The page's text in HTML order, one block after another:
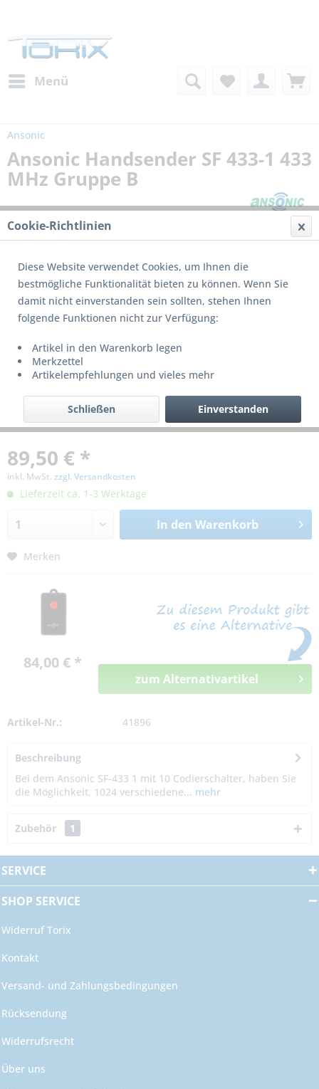
Menü
Ansonic
Ansonic Handsender SF 433-1 433
MHz Gruppe B
89,50 € *
inkl. MwSt. zzgl. Versandkosten
Lieferzeit ca. 1-3 Werktage
In den Warenkorb
Merken
84,00 € *
zum Alternativartikel
Artikel-Nr.: 41896
Beschreibung
Bei dem Ansonic SF-433 1 mit 10 Codierschalter, haben Sie
die Möglichkeit, 1024 verschiedene... mehr
Zubehör 1
SERVICE
SHOP SERVICE
Widerruf Torix
Kontakt
Versand- und Zahlungsbedingungen
Rücksendung
Widerrufsrecht
Über uns
Cookie-Richtlinien
Diese Website verwendet Cookies, um Ihnen die
bestmögliche Funktionalität bieten zu können. Wenn Sie
damit nicht einverstanden sein sollten, stehen Ihnen
folgende Funktionen nicht zur Verfügung:
Artikel in den Warenkorb legen
Merkzettel
Artikelempfehlungen und vieles mehr
Einverstanden
Schließen